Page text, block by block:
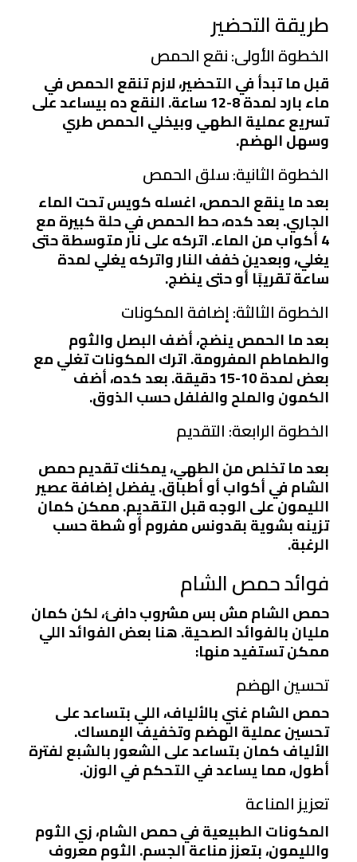
طريقة التحضير
الخطوة الأولى: نقع الحمص
قبل ما تبدأ في التحضير، لازم تنقع الحمص في
ماء بارد لمدة 8-12 ساعة. النقع ده بيساعد على
تسريع عملية الطهي وبيخلي الحمص طري
وسهل الهضم.
الخطوة الثانية: سلق الحمص
بعد ما ينقع الحمص، اغسله كويس تحت الماء
الجاري. بعد كده، حط الحمص في حلة كبيرة مع
4 أكواب من الماء. اتركه على نار متوسطة حتى
يغلي، وبعدين خفف النار واتركه يغلي لمدة
ساعة تقريبًا أو حتى ينضج.
الخطوة الثالثة: إضافة المكونات
بعد ما الحمص ينضج، أضف البصل والثوم
والطماطم المفرومة. اترك المكونات تغلي مع
بعض لمدة 10-15 دقيقة. بعد كده، أضف
الكمون والملح والفلفل حسب الذوق.
الخطوة الرابعة: التقديم
بعد ما تخلص من الطهي، يمكنك تقديم حمص
الشام في أكواب أو أطباق. يفضل إضافة عصير
الليمون على الوجه قبل التقديم. ممكن كمان
تزينه بشوية بقدونس مفروم أو شطة حسب
الرغبة.
فوائد حمص الشام
حمص الشام مش بس مشروب دافئ، لكن كمان
مليان بالفوائد الصحية. هنا بعض الفوائد اللي
ممكن تستفيد منها:
تحسين الهضم
حمص الشام غني بالألياف، اللي بتساعد على
تحسين عملية الهضم وتخفيف الإمساك.
الألياف كمان بتساعد على الشعور بالشبع لفترة
أطول، مما يساعد في التحكم في الوزن.
تعزيز المناعة
المكونات الطبيعية في حمص الشام، زي الثوم
والليمون، بتعزز مناعة الجسم. الثوم معروف